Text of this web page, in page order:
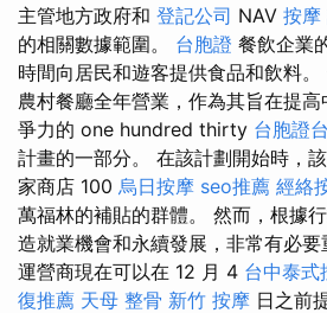
主管地方政府和 登記公司 NAV 按摩
的相關數據範圍。 台胞證 餐飲企業
時間向居民和遊客提供食品和飲料
農村餐廳全年營業，作為其旨在提
爭力的 one hundred thirty 台胞證
計畫的一部分。 在該計劃開始時，
家商店 100 烏日按摩 seo推薦 經絡
萬福林的補貼的群體。 然而，根據
造就業機會和永續發展，非常有必要
運營商現在可以在 12 月 4 台中泰式
復推薦 天母 整骨 新竹 按摩 日之前